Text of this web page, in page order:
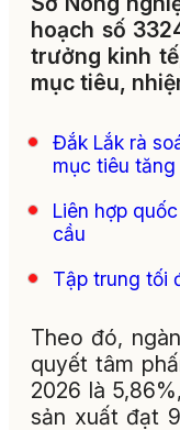
hoạch số
trưởng kinh
mục tiêu,
Đắk Lắk rà
mục tiêu
Liên hợp
cầu
Tập trung tối
Theo đó,
quyết tâm
2026 là
sản xuất đạt